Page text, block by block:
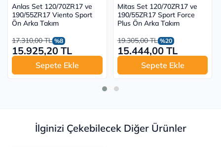
Anlas Set 120/70ZR17 ve
190/55ZR17 Viento Sport
Ön Arka Takım
17.310,00 TL %8
15.925,20 TL
Sepete Ekle
Mitas Set 120/70ZR17 ve
190/55ZR17 Sport Force
Plus Ön Arka Takım
19.305,00 TL %20
15.444,00 TL
Sepete Ekle
İlginizi Çekebilecek Diğer Ürünler